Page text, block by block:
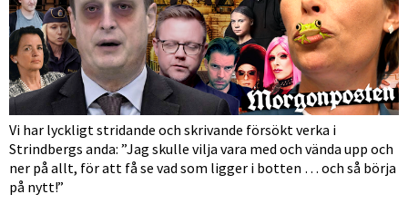
Vi har lyckligt stridande och skrivande försökt verka i
Strindbergs anda: ”Jag skulle vilja vara med och vända upp och
ner på allt, för att få se vad som ligger i botten … och så börja
på nytt!”